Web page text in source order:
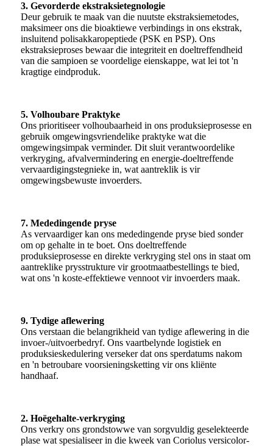
3. Gevorderde ekstraksietegnologie
Deur gebruik te maak van die nuutste ekstraksiemetodes,
maksimeer ons die bioaktiewe verbindings in ons ekstrak,
insluitend polisakkaropeptiede (PSK en PSP). Ons
ekstraksieproses bewaar die integriteit en doeltreffendheid
van die sampioen se voordelige eienskappe, wat lei tot 'n
kragtige eindproduk.
5. Volhoubare Praktyke
Ons prioritiseer volhoubaarheid in ons produksieprosesse en
gebruik omgewingsvriendelike praktyke wat die
omgewingsimpak verminder. Dit sluit verantwoordelike
verkryging, afvalvermindering en energie-doeltreffende
vervaardigingstegnieke in, wat aantreklik is vir
omgewingsbewuste invoerders.
7. Mededingende pryse
As vervaardiger kan ons mededingende pryse bied sonder
om op gehalte in te boet. Ons doeltreffende
produksieprosesse en direkte verkryging stel ons in staat om
aantreklike prysstrukture vir grootmaatbestellings te bied,
wat ons 'n koste-effektiewe vennoot vir invoerders maak.
9. Tydige aflewering
Ons verstaan ​​die belangrikheid van tydige aflewering in die
invoer-/uitvoerbedryf. Ons vaartbelynde logistiek en
produksieskedulering verseker dat ons sperdatums nakom
en 'n betroubare voorsieningsketting vir ons kliënte
handhaaf.
2. Hoëgehalte-verkryging
Ons verkry ons grondstowwe van sorgvuldig geselekteerde
plase wat spesialiseer in die kweek van Coriolus versicolor-